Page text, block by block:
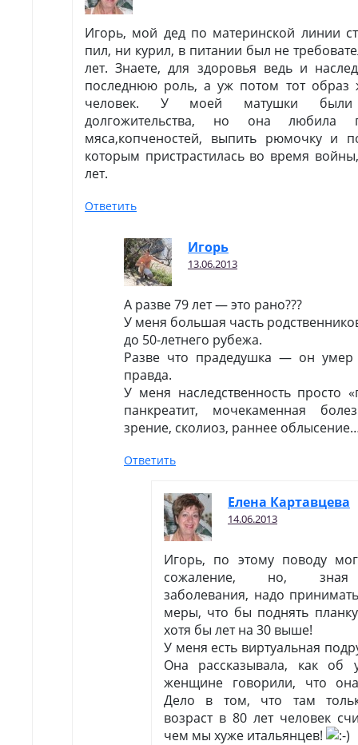
Игорь, мой дед по материнской линии
пил, ни курил, в питании был не
лет. Знаете, для здоровья ведь и
последнюю роль, а уж потом тот образ
человек. У моей матушки были
долгожительства, но она любила
мяса,копченостей, выпить рюмочку и
которым пристрастилась во время
лет.
Ответить
Игopь
13.06.2013
А разве 79 лет — это рано???
У меня большая часть
до 50-летнего рубежа.
Разве что прадедушка — он
правда.
У меня наследственность просто
панкреатит, мочекаменная
зрение, сколиоз, раннее
Ответить
Елена Картавцева
14.06.2013
Игорь, по этому поводу
сожаление, но, зная
заболевания, надо
меры, что бы поднять
хотя бы лет на 30 выше!
У меня есть виртуальная
Она рассказывала, как
женщине говорили, что
Дело в том, что там
возраст в 80 лет человек
чем мы хуже итальянцев!